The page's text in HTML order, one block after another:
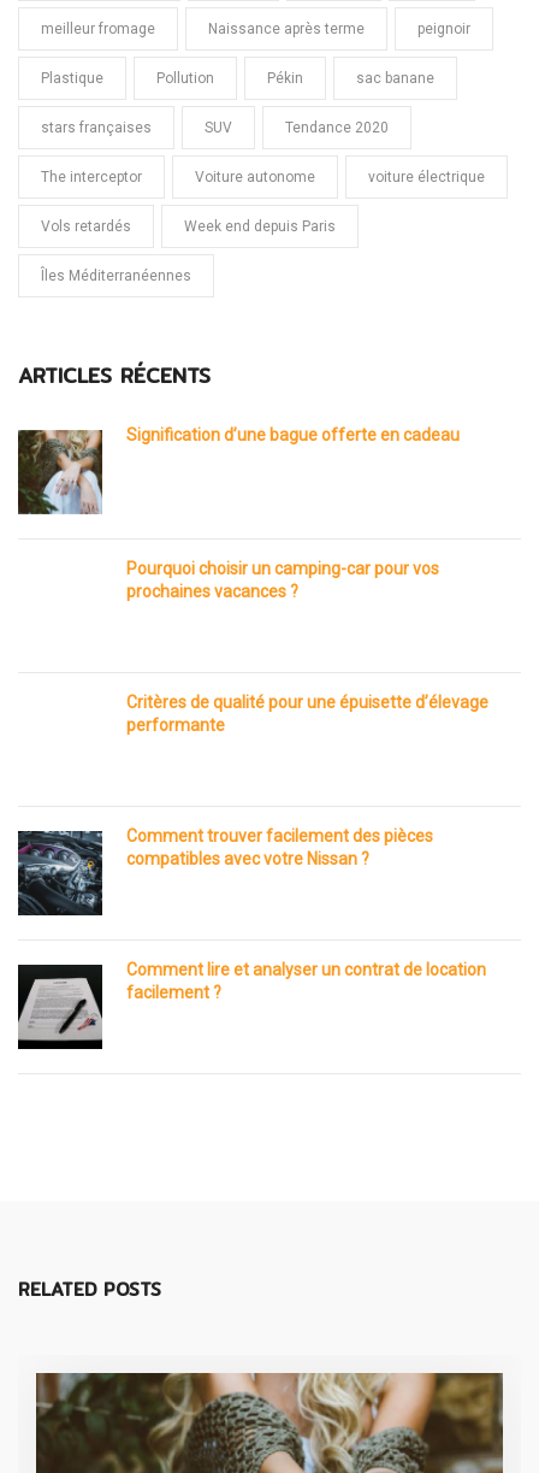
meilleur fromage Naissance après terme peignoir
Plastique Pollution Pékin sac banane
stars françaises SUV Tendance 2020
The interceptor Voiture autonome voiture électrique
Vols retardés Week end depuis Paris
Îles Méditerranéennes
ARTICLES RÉCENTS
Signification d’une bague offerte en cadeau
Pourquoi choisir un camping-car pour vos
prochaines vacances ?
Critères de qualité pour une épuisette d’élevage
performante
Comment trouver facilement des pièces
compatibles avec votre Nissan ?
Comment lire et analyser un contrat de location
facilement ?
RELATED POSTS